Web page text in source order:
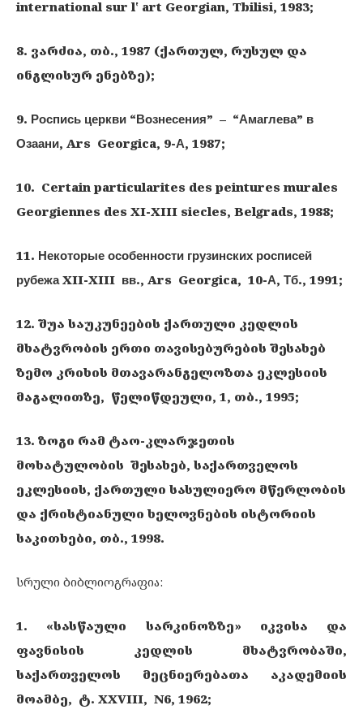
international sur l‛ art Georgian, Tbilisi, 1983;
8. ვარძია, თბ., 1987 (ქართულ, რუსულ და
ინგლისურ ენებზე);
9. Роспись церкви “Вознесения” – “Амаглева” в
Озаани, Ars Georgica, 9-А, 1987;
10. Certain particularites des peintures murales
Georgiennes des XI-XIII siecles, Belgrads, 1988;
11. Некоторые особенности грузинских росписей
рубежа XII-XIII вв., Ars Georgica, 10-А, Тб., 1991;
12. შუა საუკუნეების ქართული კედლის
მხატვრობის ერთი თავისებურების შესახებ
ზემო კრიხის მთავარანგელოზთა ეკლესიის
მაგალითზე, წელიწდეული, 1, თბ., 1995;
13. ზოგი რამ ტაო-კლარჯეთის
მოხატულობის შესახებ, საქართველოს
ეკლესიის, ქართული სასულიერო მწერლობის
და ქრისტიანული ხელოვნების ისტორიის
საკითხები, თბ., 1998.
სრული ბიბლიოგრაფია:
1. «სასწაული სარკინოზზე» იკვისა და
ფავნისის კედლის მხატვრობაში,
საქართველოს მეცნიერებათა აკადემიის
მოამბე, ტ. XXVIII, N6, 1962;